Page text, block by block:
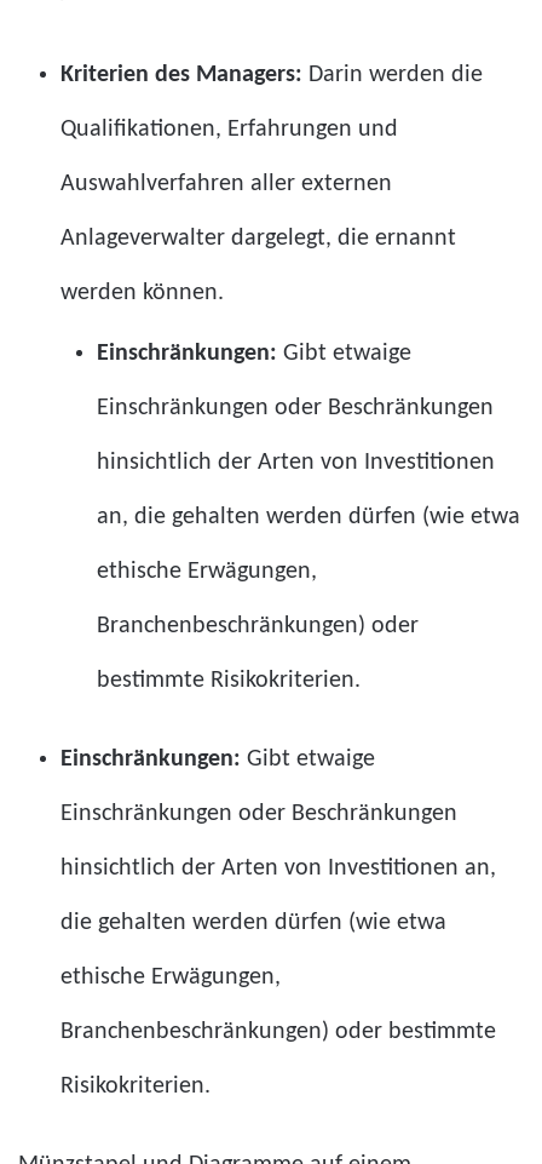
Kriterien des Managers: Darin werden die
Qualifikationen, Erfahrungen und
Auswahlverfahren aller externen
Anlageverwalter dargelegt, die ernannt
werden können.
Einschränkungen: Gibt etwaige
Einschränkungen oder Beschränkungen
hinsichtlich der Arten von Investitionen
an, die gehalten werden dürfen (wie etwa
ethische Erwägungen,
Branchenbeschränkungen) oder
bestimmte Risikokriterien.
Einschränkungen: Gibt etwaige
Einschränkungen oder Beschränkungen
hinsichtlich der Arten von Investitionen an,
die gehalten werden dürfen (wie etwa
ethische Erwägungen,
Branchenbeschränkungen) oder bestimmte
Risikokriterien.